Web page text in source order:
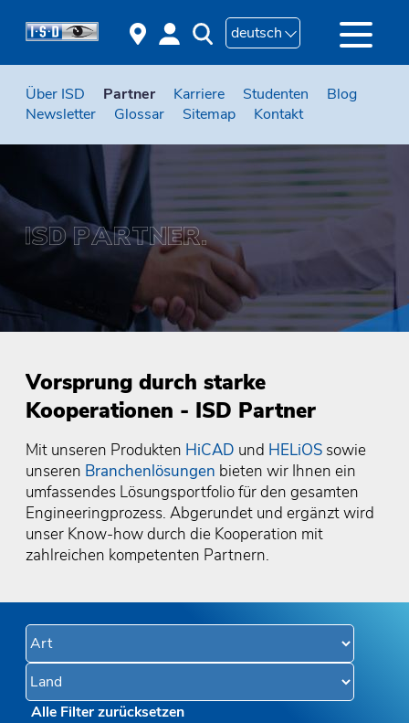
deutsch
Über ISD Partner Karriere Studenten
Blog
Newsletter
Glossar Sitemap Kontakt
Vorsprung durch starke
Kooperationen - ISD Partner
Mit unseren Produkten HiCAD und HELiOSsowie
unseren Branchenlösungen bieten wir Ihnen ein
umfassendes Lösungsportfolio für den gesamten
Engineeringprozess. Abgerundet und ergänzt wird
unser Know-how durch die Kooperation mit
zahlreichen kompetenten Partnern.
Alle Filter zurücksetzen